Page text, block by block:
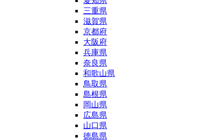
三重県
滋賀県
京都府
大阪府
兵庫県
奈良県
和歌山県
鳥取県
島根県
岡山県
広島県
山口県
徳島県